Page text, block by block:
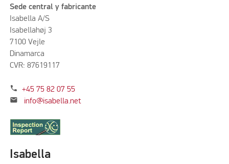
Sede central y fabricante
Isabella A/S
Isabellahøj 3
7100 Vejle
Dinamarca
CVR: 87619117
phone +45 75 82 07 55
mail info@isabella.net
Isabella